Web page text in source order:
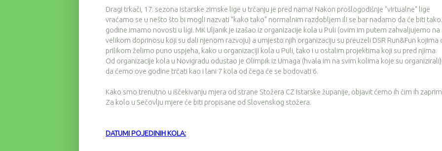
Dragi trkači, 17. sezona Istarske zimske lige u trčanju je pred nama! Nakon prošlogodišnje "virtualne" lige
vraćamo se u nešto što bi mogli nazvati "kako tako" normalnim razdobljem ili se bar nadamo da će biti
godine imamo novosti u ligi. MK Uljanik je izašao iz organizacije kola u Puli (ovim im putem zahvaljujemo na
velikom doprinosu koji su dali njenom razvoju) a umjesto njih organizaciju su preuzeli DSR Run&Fun kojima
prilikom želimo puno uspjeha, kako u organizaciji kola u Puli, tako i u ostalim projektima koji su pred njima.
Od organizacije kola u Novigradu odustao je Olimpik iz Umaga (hvala im na svim kolima koje su
da ćemo ove godine trčati kao i lani 7 kola od čega će se bodovati 6.
Kako smo trenutno u iščekivanju mjera od strane Stožera CZ Istarske županije, objavit ćemo ih čim ih
Za kolo u Sečovlju mjere će biti propisane od Slovenskog stožera.
DATUMI POJEDINIH KOLA: